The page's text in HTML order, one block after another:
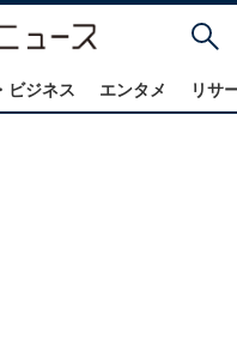
ビジネス エンタメ リサ